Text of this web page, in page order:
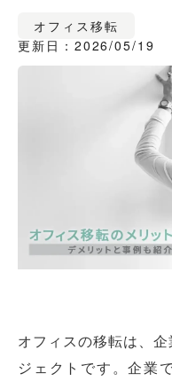
オフィス移転
更新日：2026/05/19
オフィスの移転は、
ジェクトです。企業